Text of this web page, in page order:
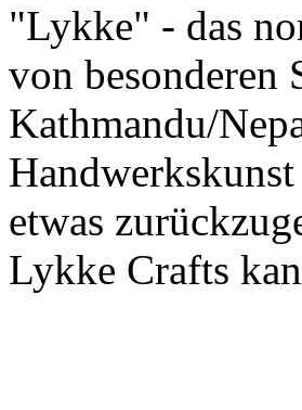
"Lykke" - das
von besonderen
Kathmandu/
etwas
Lykke Crafts